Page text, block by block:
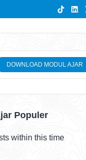
DOWNLOAD MODUL AJAR
Populer
within this time